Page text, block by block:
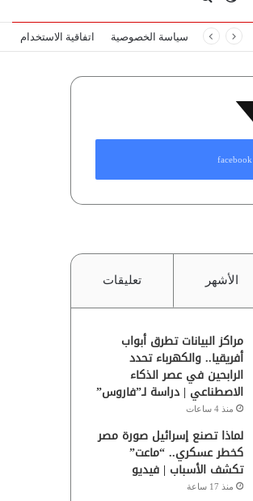
عنالمظلم
سياسة الخصوصية اتفاقية الاستخدام
facebook
الأشهر تعليقات
مراكز البيانات تطرق أبواب
أفريقيا.. والكهرباء تحدد
الرابحين في عصر الذكاء
الاصطناعي | دراسة لـ”فاروس”
منذ 4 ساعات
لماذا تصنع إسرائيل صورة مصر
كخطر عسكري.. “ماعت”
تكشف الأسباب | فيديو
منذ 17 ساعة